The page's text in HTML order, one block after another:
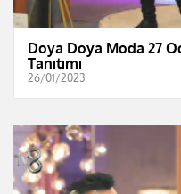
Doya Doya Moda 27
Tanıtımı
26/01/2023